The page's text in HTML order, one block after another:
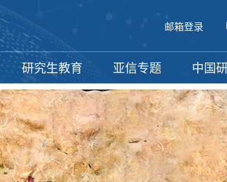
邮箱登录
研究生教育 亚信专题 中国